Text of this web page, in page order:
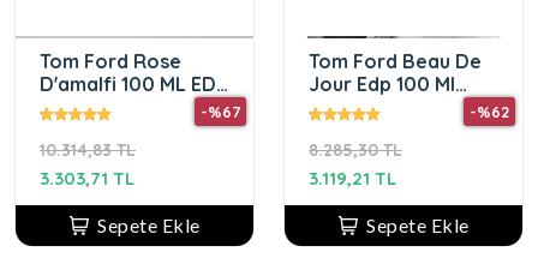
Tom Ford Rose
D'amalfi 100 ML EDP
UNİSEX PARFÜM
10.314,83 TL
-%67
3.303,71 TL
Sepete Ekle
Tom Ford Beau De
Jour Edp 100 Ml
Parfüm ERKEK
8.285,30 TL
-%62
3.119,21 TL
Sepete Ekle